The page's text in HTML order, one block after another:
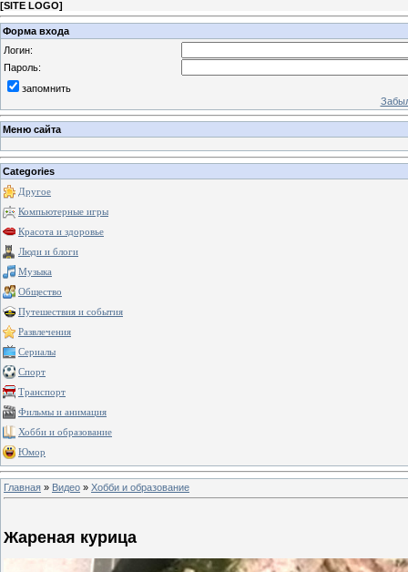
[SITE LOGO]
Форма входа
Логин:
Пароль:
запомнить
Меню сайта
Categories
Другое
Компьютерные игры
Красота и здоровье
Люди и блоги
Музыка
Общество
Путешествия и события
Развлечения
Сериалы
Спорт
Транспорт
Фильмы и анимация
Хобби и образование
Юмор
Главная » Видео » Хобби и образование
Жареная курица